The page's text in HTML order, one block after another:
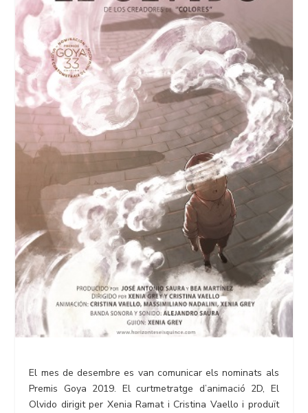
El mes de desembre es van comunicar els nominats als
Premis Goya 2019. El curtmetratge d’animació 2D, El
Olvido dirigit per Xenia Ramat i Cristina Vaello i produït